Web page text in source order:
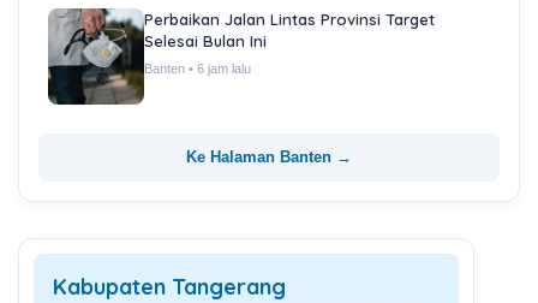
Perbaikan Jalan Lintas Provinsi Target
Selesai Bulan Ini
Banten • 6 jam lalu
Ke Halaman Banten →
Kabupaten Tangerang